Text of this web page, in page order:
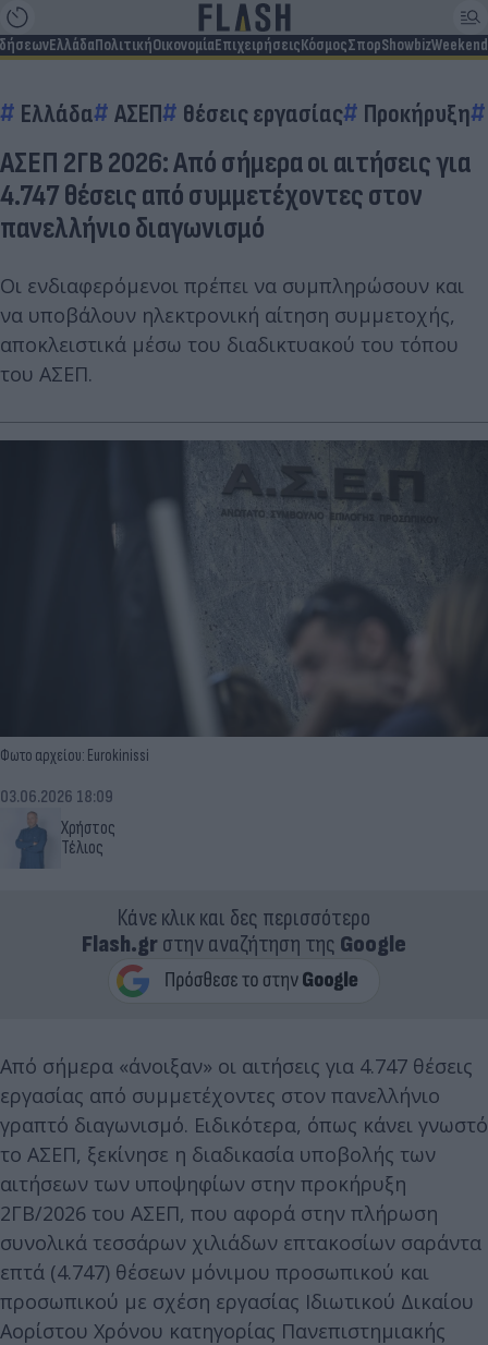
ΕλλάδαΠολιτικήΟικονομίαΕπιχειρήσειςΚόσμοςΣπορShowbizWeekend
Ελλάδα ΑΣΕΠ θέσεις εργασίας Προκήρυξη
ΑΣΕΠ 2ΓΒ 2026: Από σήμερα οι αιτήσεις για
4.747 θέσεις από συμμετέχοντες στον
πανελλήνιο διαγωνισμό
Οι ενδιαφερόμενοι πρέπει να συμπληρώσουν και
να υποβάλουν ηλεκτρονική αίτηση συμμετοχής,
αποκλειστικά μέσω του διαδικτυακού του τόπου
του ΑΣΕΠ.
Φωτο αρχείου: Eurokinissi
Χρήστος
Τέλιος
03.06.2026 18:09
Κάνε κλικ και δες περισσότερο
Flash.grστην αναζήτηση της Google
Από σήμερα «άνοιξαν» οι αιτήσεις για 4.747 θέσεις
εργασίας από συμμετέχοντες στον πανελλήνιο
γραπτό διαγωνισμό. Ειδικότερα, όπως κάνει γνωστό
το ΑΣΕΠ, ξεκίνησε η διαδικασία υποβολής των
αιτήσεων των υποψηφίων στην προκήρυξη
2ΓΒ/2026 του ΑΣΕΠ, που αφορά στην πλήρωση
συνολικά τεσσάρων χιλιάδων επτακοσίων σαράντα
επτά (4.747) θέσεων μόνιμου προσωπικού και
προσωπικού με σχέση εργασίας Ιδιωτικού Δικαίου
Αορίστου Χρόνου κατηγορίας Πανεπιστημιακής